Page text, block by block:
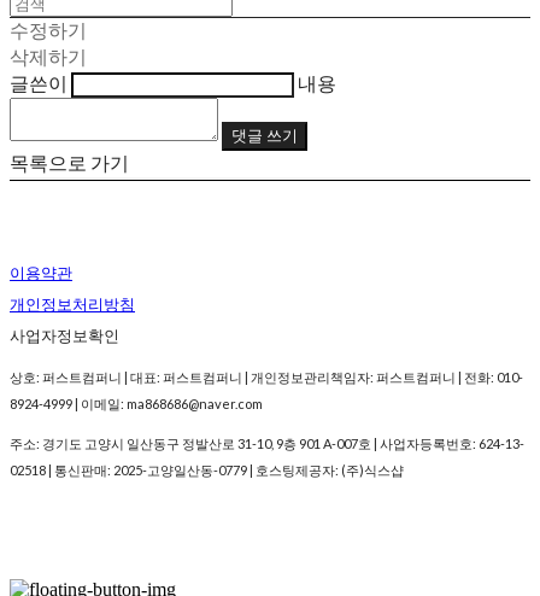
수정하기
삭제하기
글쓴이
내용
댓글 쓰기
목록으로 가기
이용약관
개인정보처리방침
사업자정보확인
상호: 퍼스트컴퍼니 | 대표: 퍼스트컴퍼니 | 개인정보관리책임자: 퍼스트컴퍼니 | 전화: 010-
8924-4999 | 이메일: ma868686@naver.com
주소: 경기도 고양시 일산동구 정발산로 31-10, 9층 901 A-007호 | 사업자등록번호: 624-13-
02518 | 통신판매: 2025-고양일산동-0779 | 호스팅제공자: (주)식스샵